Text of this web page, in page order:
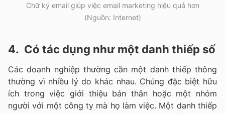
Chữ ký email giúp việc email marketing hiệu quả hơn
(Nguồn: Internet)
4. Có tác dụng như một danh thiếp số
Các doanh nghiệp thường cần một danh thiếp thông
thường vì nhiều lý do khác nhau. Chúng đặc biệt hữu
ích trong việc giới thiệu bản thân hoặc một nhóm
người với một công ty mà họ làm việc. Một danh thiếp